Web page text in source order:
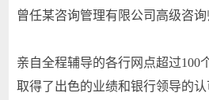
曾任某咨询管理有限公司高级咨
亲自全程辅导的各行网点超过100
取得了出色的业绩和银行领导的